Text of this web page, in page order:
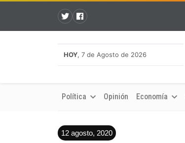
HOY, 7 de Agosto de 2026
Política Opinión Economía
12 agosto, 2020